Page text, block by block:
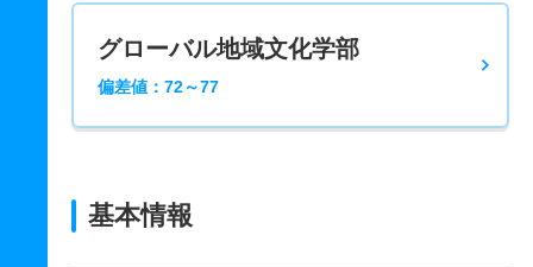
グローバル地域文化学部
偏差値：72～77
基本情報